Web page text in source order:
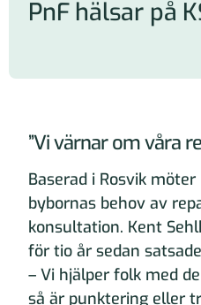
PnF hälsar på
”Vi värnar om våra
Baserad i Rosvik
bybornas behov av
konsultation. Kent
för tio år sedan
– Vi hjälper folk med
så är punktering eller